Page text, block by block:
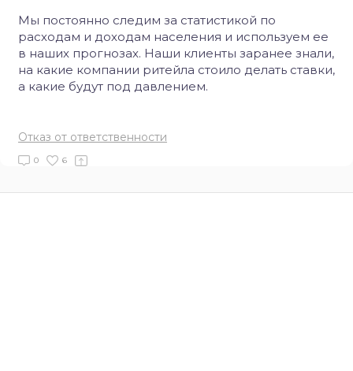
Мы постоянно следим за статистикой по
расходам и доходам населения и используем ее
в наших прогнозах. Наши клиенты заранее знали,
на какие компании ритейла стоило делать ставки,
а какие будут под давлением.
Отказ от ответственности
0 6